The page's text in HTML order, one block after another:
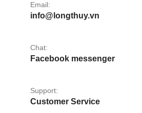
Email:
info@longthuy.vn
Chat:
Facebook messenger
Support:
Customer Service